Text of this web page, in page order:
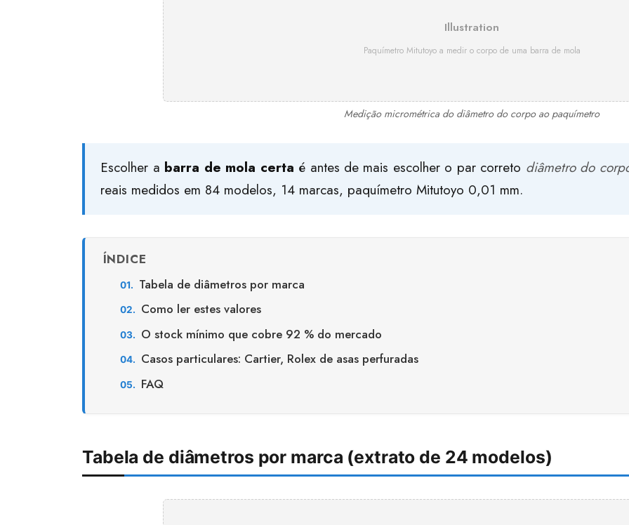
Illustration
Paquímetro Mitutoyo a medir o corpo de uma barra de mola
Medição micrométrica do diâmetro do corpo ao paquímetro
Escolher a barra de mola certa é antes de mais escolher o par correto diâmetro do
reais medidos em 84 modelos, 14 marcas, paquímetro Mitutoyo 0,01 mm.
ÍNDICE
Tabela de diâmetros por marca
Como ler estes valores
O stock mínimo que cobre 92 % do mercado
Casos particulares: Cartier, Rolex de asas perfuradas
FAQ
Tabela de diâmetros por marca (extrato de 24 modelos)